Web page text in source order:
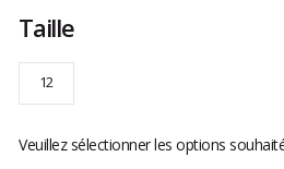
Taille
12
Veuillez sélectionner les options